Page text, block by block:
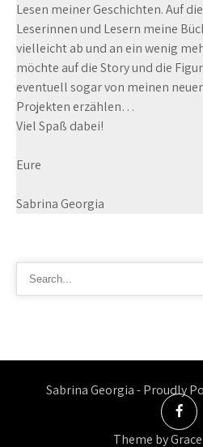
Lesen meiner Geschichten. Auf
Leserinnen und Lesern meine
vielleicht ab und an ein wenig
möchte auf die Story und die
eventuell sogar von meinen
Projekten erzählen…
Viel Spaß dabei!
Eure
Sabrina Georgia
Sabrina Georgia - Proudly
Theme by